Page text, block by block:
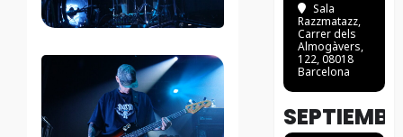
Sala
Razzmatazz,
Carrer dels
Almogàvers,
122, 08018
Barcelona